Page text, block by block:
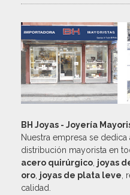
BH Joyas - Joyería
Nuestra empresa se
distribución mayorista en
acero quirúrgico, joyas
oro, joyas de plata leve,
calidad.